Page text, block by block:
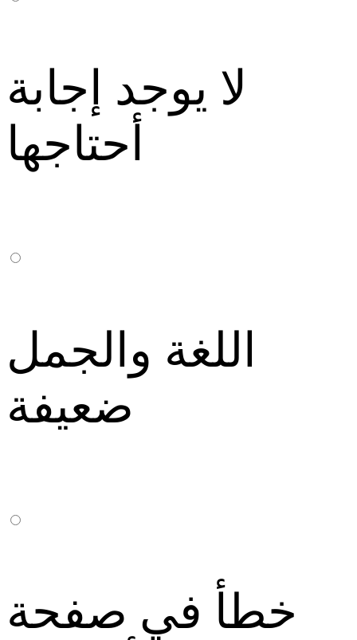
لا يوجد إجابة
أحتاجها
اللغة والجمل
ضعيفة
خطأ في صفحة